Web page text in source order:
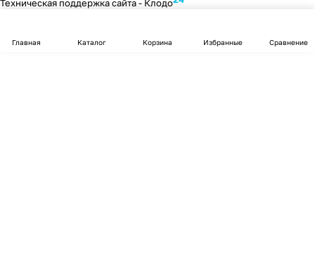
Техническая поддержка сайта - Клодо
Главная Каталог Корзина Избранные Сравнение